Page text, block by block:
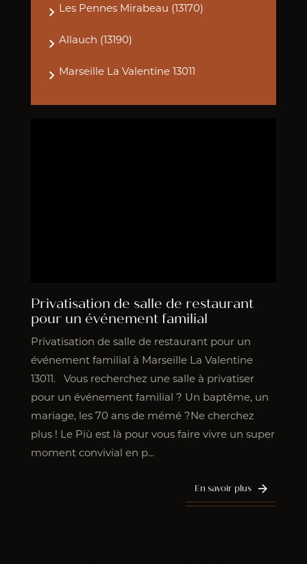
Les Pennes Mirabeau (13170)
Allauch (13190)
Marseille La Valentine 13011
Privatisation de salle de restaurant
pour un événement familial
Privatisation de salle de restaurant pour un
événement familial à Marseille La Valentine
13011. Vous recherchez une salle à privatiser
pour un événement familial ? Un baptême, un
mariage, les 70 ans de mémé ?Ne cherchez
plus ! Le Più est là pour vous faire vivre un super
moment convivial en p...
En savoir plus